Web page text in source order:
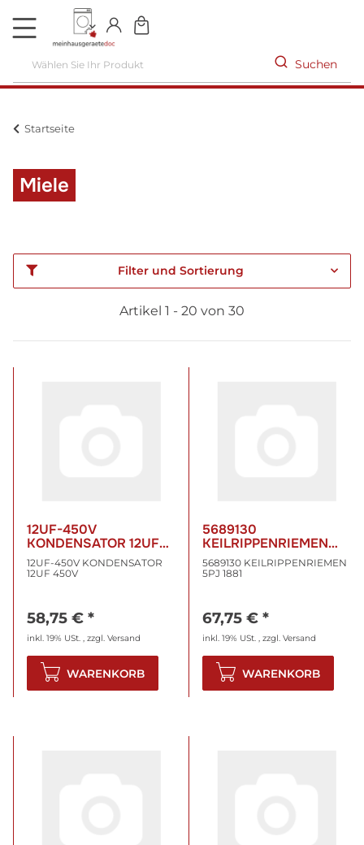
DE
Suchen
Startseite
Miele
Filter und Sortierung
Artikel 1 - 20 von 30
12UF-450V
KONDENSATOR 12UF
450V
12UF-450V KONDENSATOR
12UF 450V
58,75 € *
inkl. 19% USt. , zzgl. Versand
WARENKORB
5689130
KEILRIPPENRIEMEN
5PJ 1880
5689130 KEILRIPPENRIEMEN
5PJ 1881
67,75 € *
inkl. 19% USt. , zzgl. Versand
WARENKORB